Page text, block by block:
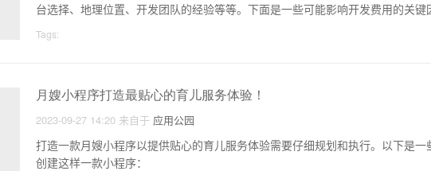
台选择、地理位置、开发团队的经验等等。下面是一些可能影响开发费用的关键
Tags:
月嫂小程序打造最贴心的育儿服务体验！
2023-09-27 14:20 来自于 应用公园
打造一款月嫂小程序以提供贴心的育儿服务体验需要仔细规划和执行。以下是
创建这样一款小程序：